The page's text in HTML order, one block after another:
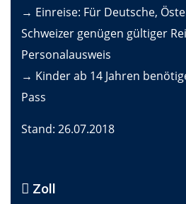
→ Einreise: Für Deutsche,
Schweizer genügen gültiger
Personalausweis
→ Kinder ab 14 Jahren
Pass
Stand: 26.07.2018
Zoll